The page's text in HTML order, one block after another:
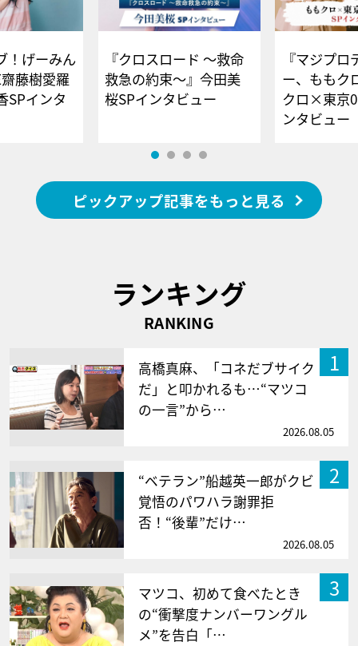
！げーみん
藤樹愛羅
SPインタ
『クロスロード ～救命
救急の約束～』今田美
桜SPインタビュー
『マジプロ
ー、ももク
クロ×東京
ンタビュー
ピックアップ記事をもっと見る
ランキング
RANKING
1
高橋真麻、「コネだブサイク
だ」と叩かれるも…“マツコ
の一言”から…
2026.08.05
2
“ベテラン”船越英一郎がクビ
覚悟のパワハラ謝罪拒
否！“後輩”だけ…
2026.08.05
3
マツコ、初めて食べたとき
の“衝撃度ナンバーワングル
メ”を告白「…